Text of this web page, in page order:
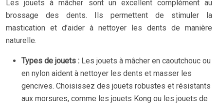
Les jouets à mâcher sont un excellent complément au
brossage des dents. Ils permettent de stimuler la
mastication et d’aider à nettoyer les dents de manière
naturelle.
Types de jouets : Les jouets à mâcher en caoutchouc ou
en nylon aident à nettoyer les dents et masser les
gencives. Choisissez des jouets robustes et résistants
aux morsures, comme les jouets Kong ou les jouets de